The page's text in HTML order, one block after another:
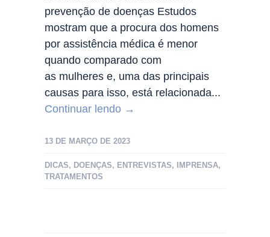
prevenção de doenças Estudos
mostram que a procura dos homens
por assistência médica é menor
quando comparado com
as mulheres e, uma das principais
causas para isso, está relacionada...
Continuar lendo →
13 DE MARÇO DE 2023
DICAS, DOENÇAS, ENTREVISTAS, IMPRENSA,
TRATAMENTOS